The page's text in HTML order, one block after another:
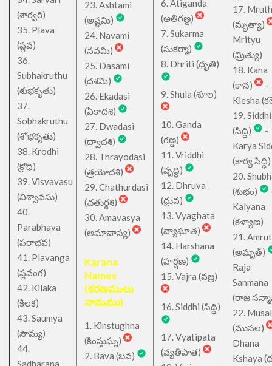
(శార్వరి)
35. Plava
(ప్లవ)
36.
Subhakruthu
(శుభకృతు)
37.
Sobhakruthu
(శోభకృతు)
38. Krodhi
(క్రోధి)
39. Visvavasu
(విశ్వావసు)
40.
Parabhava
(పరాభవ)
41. Plavanga
(ప్లవంగ)
42. Kilaka
(కీలక)
43. Saumya
(సౌమ్య)
44.
Sadharana
23. Ashtami
(అష్టమి)
24. Navami
(నవమి)
25. Dasami
(దశమి)
26. Ekadasi
(ఏకాదశి)
27. Dwadasi
(ద్వాదశి)
28. Thrayodasi
(త్రయోదశి)
29. Chathurdasi
(చతుర్దశి)
30. Amavasya
(అమావాస్య)
Karana
Names
(కరణములు
నామము)
1. Kinstughna
(కింస్తుఘ్న)
2. Bava (బవ)
6. Atiganda
(అతిగణ్డ)
7. Sukarma
(సుకర్మా)
8. Dhriti (ధృతి)
9. Shula (శూల)
10. Ganda
(గణ్డ)
11. Vriddhi
(వృద్ధి)
12. Dhruva
(ధ్రువ)
13. Vyaghata
(వ్యాఘాత)
14. Harshana
(హర్షణ)
15. Vajra (వజ్ర)
16. Siddhi (సిద్ధి)
17. Vyatipata
(వ్యతీపాత)
17.
(మృత్యా)
Mrityu
(మ్రిత్యు)
18. Kana
(కాన)
-
Klesha
19. Siddhi
(సిద్ధి)
-
Karya
(కార్య సిద్ధి)
20.
(శుభం)
Kalyana
(కళ్యాణ)
21.
(అమృత్)
Raja
Sanmana
(రాజ
22.
(ముసల)
Dhana
Kshaya